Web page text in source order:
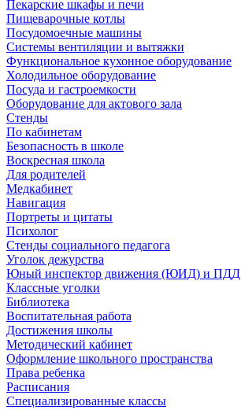
Пекарские шкафы и печи
Пищеварочные котлы
Посудомоечные машины
Системы вентиляции и вытяжки
Функциональное кухонное оборудование
Холодильное оборудование
Посуда и гастроемкости
Оборудование для актового зала
Стенды
По кабинетам
Безопасность в школе
Воскресная школа
Для родителей
Медкабинет
Навигация
Портреты и цитаты
Психолог
Стенды социального педагога
Уголок дежурства
Юный инспектор движения (ЮИД) и ПДД
Классные уголки
Библиотека
Воспитательная работа
Достижения школы
Методический кабинет
Оформление школьного пространства
Права ребенка
Расписания
Специализированные классы